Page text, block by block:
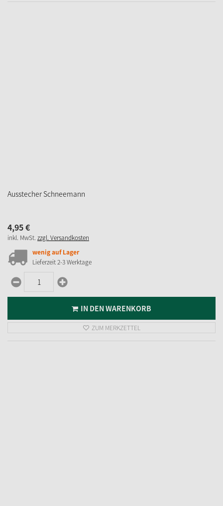
Ausstecher Schneemann
4,95€
inkl. MwSt. zzgl. Versandkosten
wenig auf Lager
Lieferzeit 2-3 Werktage
IN DEN WARENKORB
ZUM MERKZETTEL